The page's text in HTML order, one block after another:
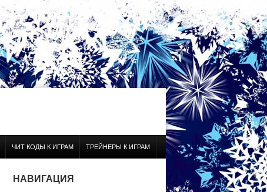
ЧИТ КОДЫ К ИГРАМ ТРЕЙНЕРЫ К ИГРАМ
НАВИГАЦИЯ